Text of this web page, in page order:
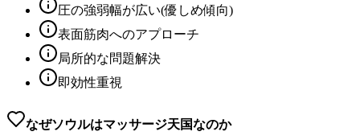
圧の強弱幅が広い(優しめ傾向)
表面筋肉へのアプローチ
局所的な問題解決
即効性重視
なぜソウルはマッサージ天国なのか